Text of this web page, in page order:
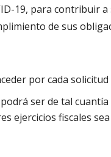
19, para contribuir
de sus
por cada solicitud
ser de tal
ejercicios fiscales